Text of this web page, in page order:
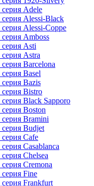
Adele
Alessi-Black
Alessi-Coppe
Amboss
Asti
Astra
Barcelona
Basel
Bazis
Bistro
Black Sapporo
Boston
Bramini
Budjet
Cafe
Casablanca
Chelsea
Cremona
Fine
Frankfurt